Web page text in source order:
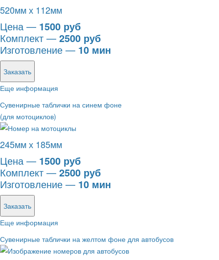
520мм х 112мм
Цена — 1500 руб
Комплект — 2500 руб
Изготовление — 10 мин
Заказать
Еще информация
Сувенирные таблички на синем фоне
(для мотоциклов)
245мм х 185мм
Цена — 1500 руб
Комплект — 2500 руб
Изготовление — 10 мин
Заказать
Еще информация
Сувенирные таблички на желтом фоне для автобусов